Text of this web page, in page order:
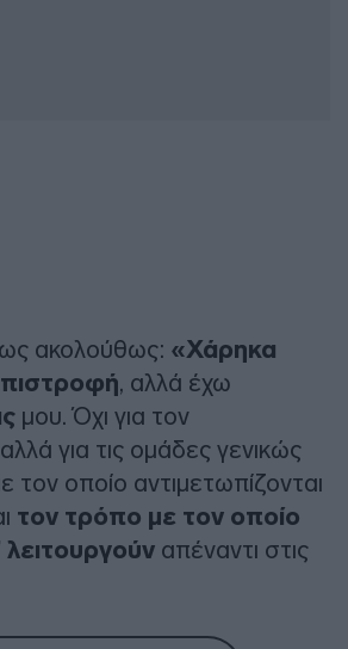
ακολούθως: «Χάρηκα
, αλλά έχω
μου. Όχι για τον
για τις ομάδες γενικώς
τον οποίο αντιμετωπίζονται
τον τρόπο με τον οποίο
απέναντι στις